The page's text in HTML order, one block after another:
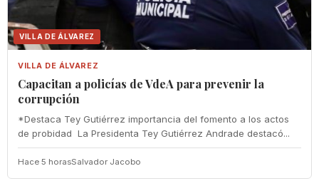
VILLA DE ÁLVAREZ
VILLA DE ÁLVAREZ
‎Capacitan a policías de VdeA ‎para prevenir la
corrupción
‎*Destaca Tey Gutiérrez importancia del fomento a los actos
de probidad ‎ La Presidenta Tey Gutiérrez Andrade destacó...
Hace 5 horasSalvador Jacobo